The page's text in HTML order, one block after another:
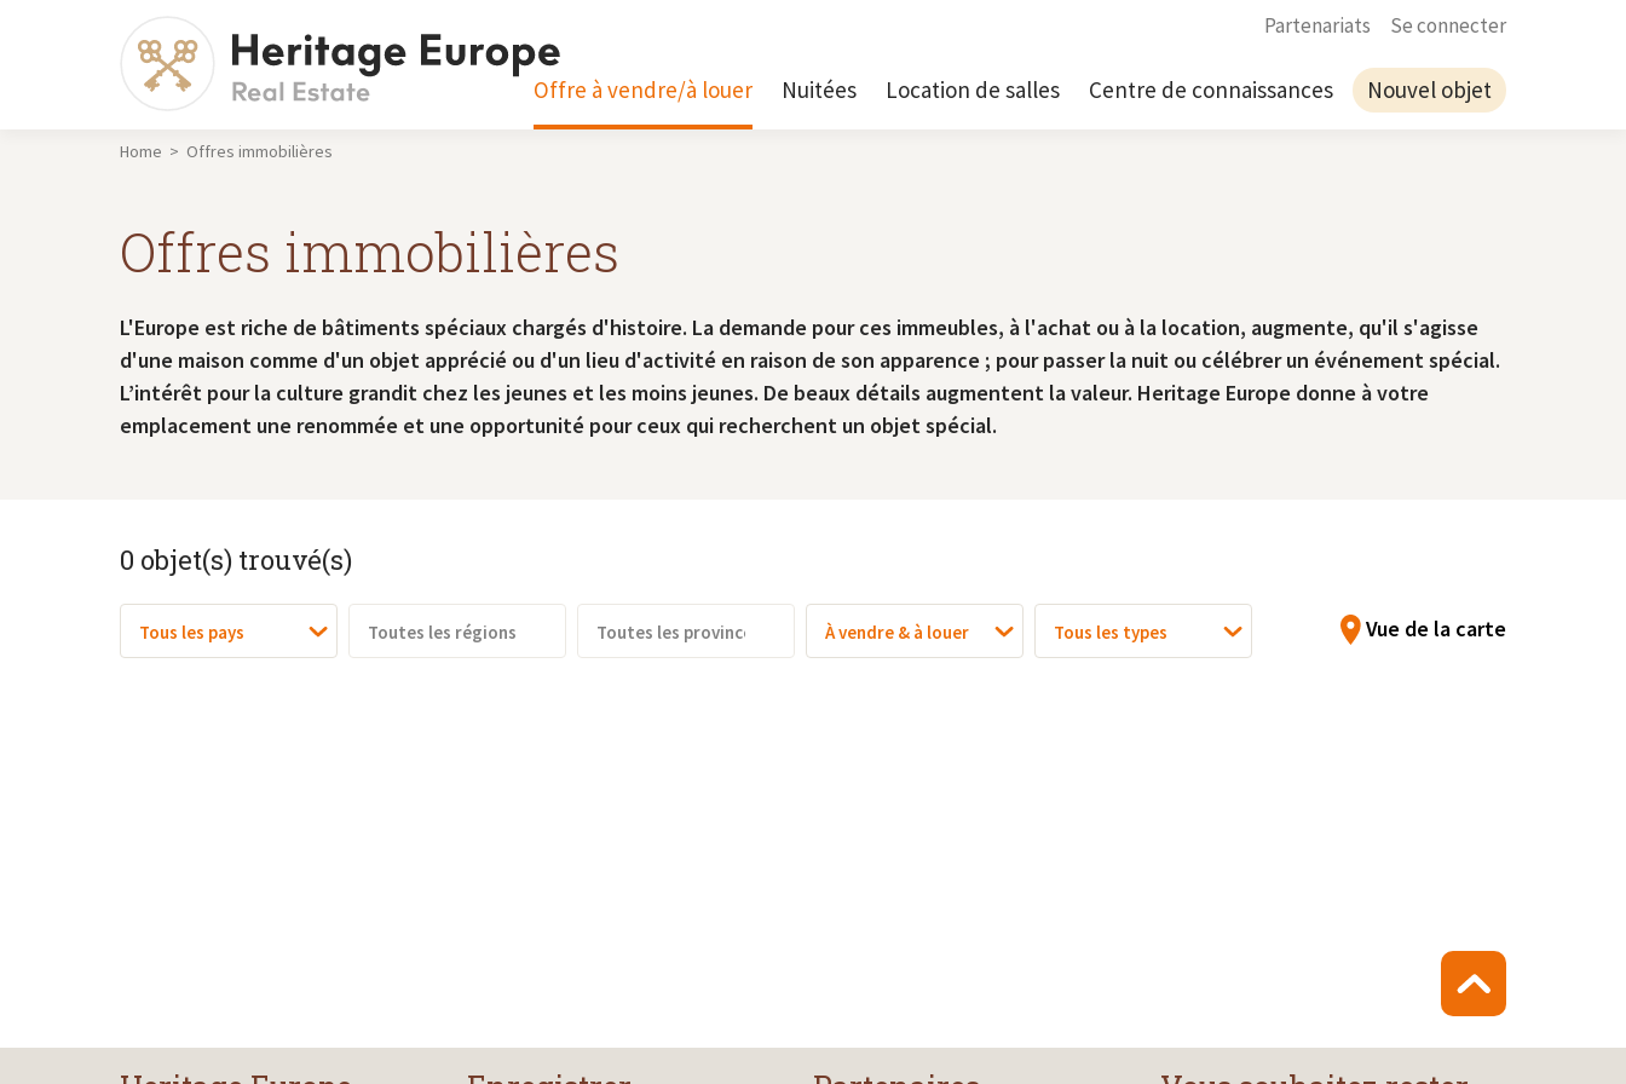
Offre à vendre/à louer Nuitées Location de salles Centre de connaissances Nouvel objet
Partenariats Se connecter
Home > Offres immobilières
Offres immobilières
L'Europe est riche de bâtiments spéciaux chargés d'histoire. La demande pour ces immeubles, à l'achat ou à la location, augmente, qu'il s'agisse
d'une maison comme d'un objet apprécié ou d'un lieu d'activité en raison de son apparence ; pour passer la nuit ou célébrer un événement spécial.
L’intérêt pour la culture grandit chez les jeunes et les moins jeunes. De beaux détails augmentent la valeur. Heritage Europe donne à votre
emplacement une renommée et une opportunité pour ceux qui recherchent un objet spécial.
0 objet(s) trouvé(s)
Vue de la carte